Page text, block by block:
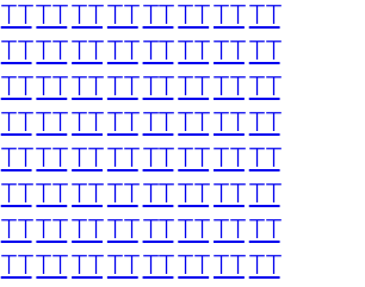
TTTTTTTTTTTTTTTT
TTTTTTTTTTTTTTTT
TTTTTTTTTTTTTTTT
TTTTTTTTTTTTTTTT
TTTTTTTTTTTTTTTT
TTTTTTTTTTTTTTTT
TTTTTTTTTTTTTTTT
TTTTTTTTTTTTTTTT